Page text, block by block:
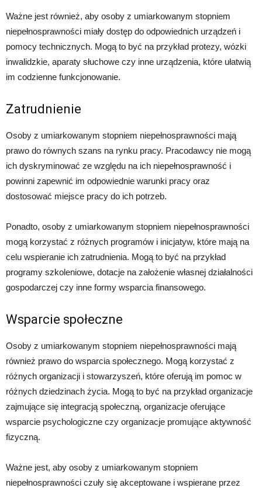
Ważne jest również, aby osoby z umiarkowanym stopniem
niepełnosprawności miały dostęp do odpowiednich urządzeń i
pomocy technicznych. Mogą to być na przykład protezy, wózki
inwalidzkie, aparaty słuchowe czy inne urządzenia, które ułatwią
im codzienne funkcjonowanie.
Zatrudnienie
Osoby z umiarkowanym stopniem niepełnosprawności mają
prawo do równych szans na rynku pracy. Pracodawcy nie mogą
ich dyskryminować ze względu na ich niepełnosprawność i
powinni zapewnić im odpowiednie warunki pracy oraz
dostosować miejsce pracy do ich potrzeb.
Ponadto, osoby z umiarkowanym stopniem niepełnosprawności
mogą korzystać z różnych programów i inicjatyw, które mają na
celu wspieranie ich zatrudnienia. Mogą to być na przykład
programy szkoleniowe, dotacje na założenie własnej działalności
gospodarczej czy inne formy wsparcia finansowego.
Wsparcie społeczne
Osoby z umiarkowanym stopniem niepełnosprawności mają
również prawo do wsparcia społecznego. Mogą korzystać z
różnych organizacji i stowarzyszeń, które oferują im pomoc w
różnych dziedzinach życia. Mogą to być na przykład organizacje
zajmujące się integracją społeczną, organizacje oferujące
wsparcie psychologiczne czy organizacje promujące aktywność
fizyczną.
Ważne jest, aby osoby z umiarkowanym stopniem
niepełnosprawności czuły się akceptowane i wspierane przez